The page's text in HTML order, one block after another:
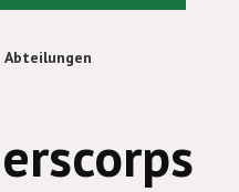
Abteilungen